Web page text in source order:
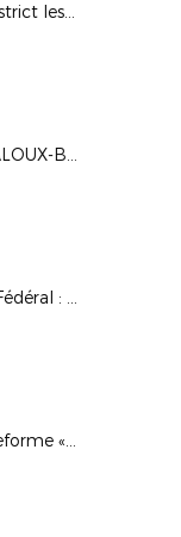
Formation CFF4 au District les 29 & 30 novembre : projet associatif
PROJET CLUB MIGNALOUX-BEAUVOIR
Plan de Performance Fédéral : qu'est-ce que c'est ?
Lancement de la plateforme « Le Corner »